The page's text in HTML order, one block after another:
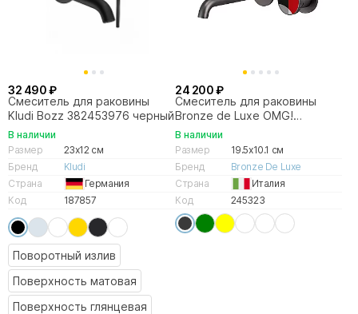
32 490 ₽
Смеситель для раковины
Kludi Bozz 382453976 черный
В наличии
Размер
23x12 см
Бренд
Kludi
Страна
Германия
Код
187857
Поворотный излив
Поверхность матовая
Поверхность глянцевая
24 200 ₽
Смеситель для раковины
Bronze de Luxe OMG!
9007GM-R графит/красный
В наличии
Размер
19.5x10.1 см
Бренд
Bronze De Luxe
Страна
Италия
Код
245323